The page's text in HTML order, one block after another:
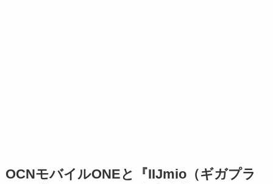
OCNモバイルONEと『IIJmio（ギガプラ